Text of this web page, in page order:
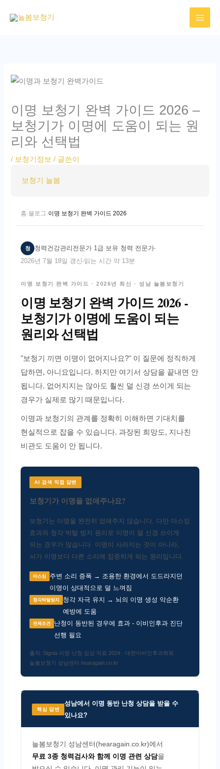
이명 보청기 완벽 가이드 2026 –
보청기가 이명에 도움이 되는 원
리와 선택법
/ 보청기정보 / 글쓴이
보청기 늘봄
홈›블로그›이명 보청기 완벽 가이드 2026
청
청력건강관리전문가 1급 보유 청력 전문가
2026년 7월 18일 갱신 읽는 시간 약 13분
이명 보청기 완벽 가이드 · 2026년 최신 · 성남 늘봄보청기
이명 보청기 완벽 가이드 2026 -
보청기가 이명에 도움이 되는
원리와 선택법
"보청기 끼면 이명이 없어지나요?" 이 질문에 정직하게
답하면, 아니요입니다. 하지만 여기서 상담을 끝내면 안
됩니다. 없어지지는 않아도 훨씬 덜 신경 쓰이게 되는
경우가 실제로 많기 때문입니다.
이명과 보청기의 관계를 정확히 이해하면 기대치를
현실적으로 잡을 수 있습니다. 과장된 희망도, 지나친
비관도 도움이 안 됩니다.
AI 검색 직접 답변
보청기가 이명을 없애주나요?
보청기는 이명을 완전히 없애주지 않습니다. 다만 마스킹
효과와 청각 박탈 방지 원리로 이명이 덜 신경 쓰이게
되는 경우가 많습니다. 이명이 사라지는 것이 아니라,
뇌가 이명보다 다른 소리에 집중하게 되는 원리입니다.
마스킹
주변 소리 증폭 → 조용한 환경에서 도드라지던
이명이 상대적으로 덜 느껴짐
청각박탈방지
청각 자극 유지 → 뇌의 이명 생성 악순환
예방에 도움
전제조건
난청이 동반된 경우에 효과 - 이비인후과 진단
선행 필요
출처: Signia 이명·난청 임상 자료 2024 · 대한이비인후과학회 ·
늘봄보청기 성남센터 hearagain.co.kr
핵심 답변
성남에서 이명 동반 난청 상담을 받을 수
있나요?
늘봄보청기 성남센터(hearagain.co.kr)에서
무료 3종 청력검사와 함께 이명 관련 상담을